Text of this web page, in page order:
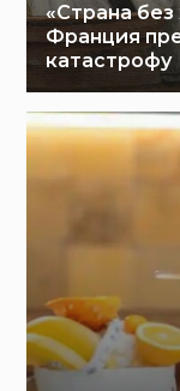
«Страна
Франция
катастрофу